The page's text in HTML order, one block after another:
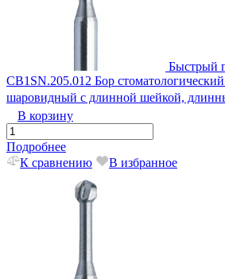
Быстрый
CB1SN.205.012 Бор
шаровидный с длинной шейкой,
В корзину
Подробнее
К сравнению
В избранное